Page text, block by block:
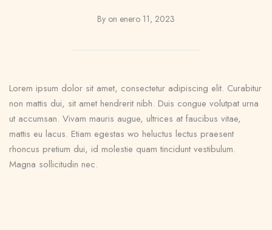
By on enero 11, 2023
Lorem ipsum dolor sit amet, consectetur adipiscing elit. Curabitur
non mattis dui, sit amet hendrerit nibh. Duis congue volutpat urna
ut accumsan. Vivam mauris augue, ultrices at faucibus vitae,
mattis eu lacus. Etiam egestas wo heluctus lectus praesent
rhoncus pretium dui, id molestie quam tincidunt vestibulum.
Magna sollicitudin nec.